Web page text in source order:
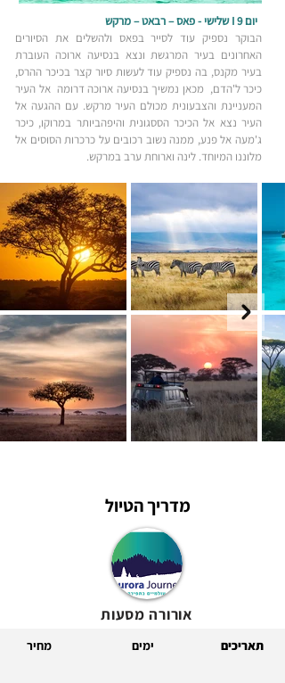
יום 9 I שלישי - פאס – רבאט – מרקש
הבוקר נספיק עוד לסייר בפאס ולהשלים את הסיורים
האחרונים בעיר המרגשת ונצא בנסיעה ארוכה העוברת
בעיר מקנס, בה נספיק עוד לעשות סיור קצר בכיכר ההרס,
כיכר ל'הדם, מכאן נמשיך בנסיעה ארוכה דרומה אל העיר
המעניינת והצבעונית מכולם העיר מרקש. עם ההגעה אל
העיר נצא אל הכיכר הססגונית והיפהביותר במרוקו, כיכר
ג'מעה אל פנע, ממנה נשוב רכובים על כרכרות הסוסים אל
מלוננו המיוחד. לינה וארוחת ערב במרקש.
מדריך הטיול
אורורה מסעות
מחיר ימים תאריכים